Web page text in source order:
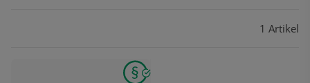
1 Artikel